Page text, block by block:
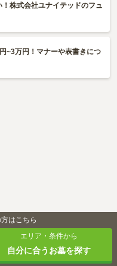
はこちら
エリア・条件から
自分に合うお墓を探す
株式会社ユナイテッドのフュ
~3万円！マナーや表書きにつ